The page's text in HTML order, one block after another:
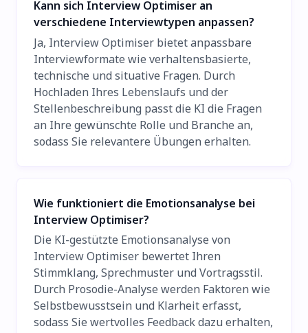
Kann sich Interview Optimiser an
verschiedene Interviewtypen anpassen?
Ja, Interview Optimiser bietet anpassbare
Interviewformate wie verhaltensbasierte,
technische und situative Fragen. Durch
Hochladen Ihres Lebenslaufs und der
Stellenbeschreibung passt die KI die Fragen
an Ihre gewünschte Rolle und Branche an,
sodass Sie relevantere Übungen erhalten.
Wie funktioniert die Emotionsanalyse bei
Interview Optimiser?
Die KI-gestützte Emotionsanalyse von
Interview Optimiser bewertet Ihren
Stimmklang, Sprechmuster und Vortragsstil.
Durch Prosodie-Analyse werden Faktoren wie
Selbstbewusstsein und Klarheit erfasst,
sodass Sie wertvolles Feedback dazu erhalten,